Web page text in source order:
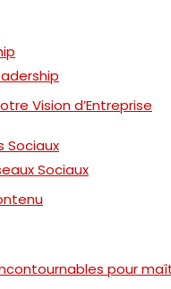
Vision d’Entreprise
Sociaux
Sociaux
pour